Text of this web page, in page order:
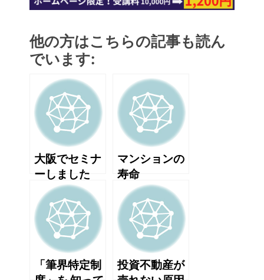
他の方はこちらの記事も読ん
でいます:
大阪でセミナ
ーしました
マンションの
寿命
「筆界特定制
投資不動産が